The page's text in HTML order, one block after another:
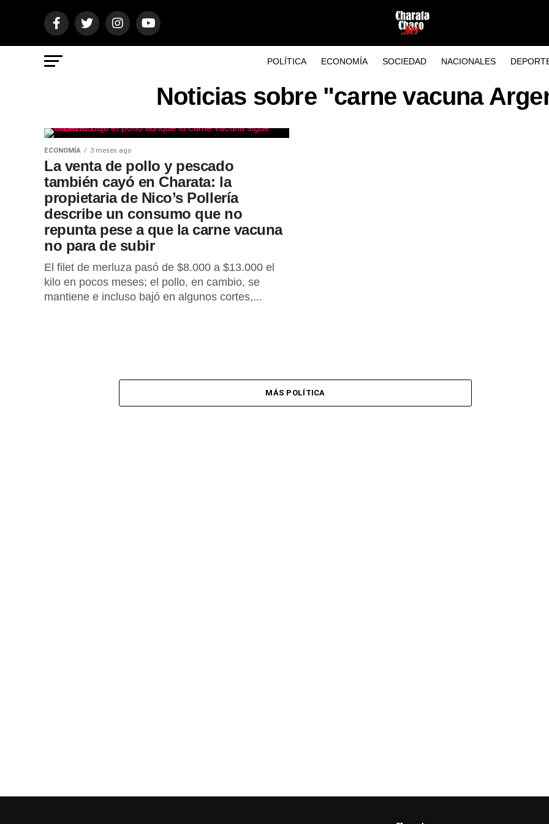
POLÍTICA ECONOMÍA SOCIEDAD NACIONALES
Noticias sobre "carne vacuna
ECONOMÍA 3 meses ago
La venta de pollo y pescado
también cayó en Charata: la
propietaria de Nico’s Pollería
describe un consumo que no
repunta pese a que la carne vacuna
no para de subir
El filet de merluza pasó de $8.000 a $13.000 el
kilo en pocos meses; el pollo, en cambio, se
mantiene e incluso bajó en algunos cortes,...
MÁS POLÍTICA